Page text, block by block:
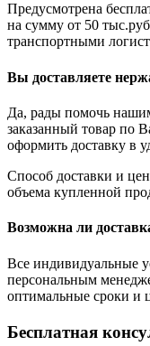
Предусмотрена
на сумму от 50
транспортными
Вы доставляете
Да, рады помочь
заказанный товар по
оформить доставку в
Способ доставки и
объема купленной
Возможна ли
Все индивидуальные
персональным
оптимальные сроки и
Бесплатная